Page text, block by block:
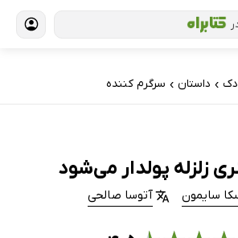
› داستان › سرگرم کننده
زلزله پولدار می‌شود
سایمون آتوسا صالحی